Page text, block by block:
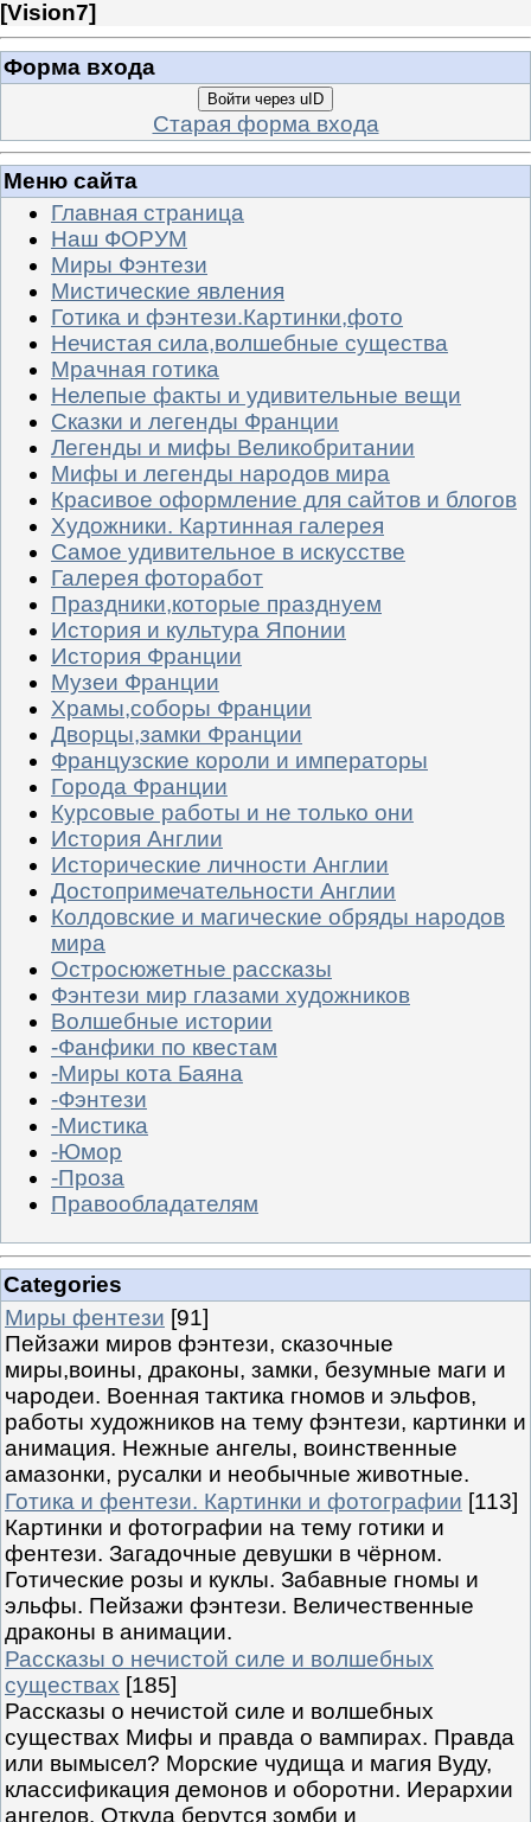
[Vision7]
Форма входа
Войти через uID
Старая форма входа
Меню сайта
Главная страница
Наш ФОРУМ
Миры Фэнтези
Мистические явления
Готика и фэнтези.Картинки,фото
Нечистая сила,волшебные существа
Мрачная готика
Нелепые факты и удивительные вещи
Сказки и легенды Франции
Легенды и мифы Великобритании
Мифы и легенды народов мира
Красивое оформление для сайтов и блогов
Художники. Картинная галерея
Самое удивительное в искусстве
Галерея фоторабот
Праздники,которые празднуем
История и культура Японии
История Франции
Музеи Франции
Храмы,соборы Франции
Дворцы,замки Франции
Французские короли и императоры
Города Франции
Курсовые работы и не только они
История Англии
Исторические личности Англии
Достопримечательности Англии
Колдовские и магические обряды народов
мира
Остросюжетные рассказы
Фэнтези мир глазами художников
Волшебные истории
-Фанфики по квестам
-Миры кота Баяна
-Фэнтези
-Мистика
-Юмор
-Проза
Правообладателям
Categories
Миры фентези [91]
Пейзажи миров фэнтези, сказочные
миры,воины, драконы, замки, безумные маги и
чародеи. Военная тактика гномов и эльфов,
работы художников на тему фэнтези, картинки и
анимация. Нежные ангелы, воинственные
амазонки, русалки и необычные животные.
Готика и фентези. Картинки и фотографии [113]
Картинки и фотографии на тему готики и
фентези. Загадочные девушки в чёрном.
Готические розы и куклы. Забавные гномы и
эльфы. Пейзажи фэнтези. Величественные
драконы в анимации.
Рассказы о нечистой силе и волшебных
существах [185]
Рассказы о нечистой силе и волшебных
существах Мифы и правда о вампирах. Правда
или вымысел? Морские чудища и магия Вуду,
классификация демонов и оборотни. Иерархии
ангелов. Откуда берутся зомби и